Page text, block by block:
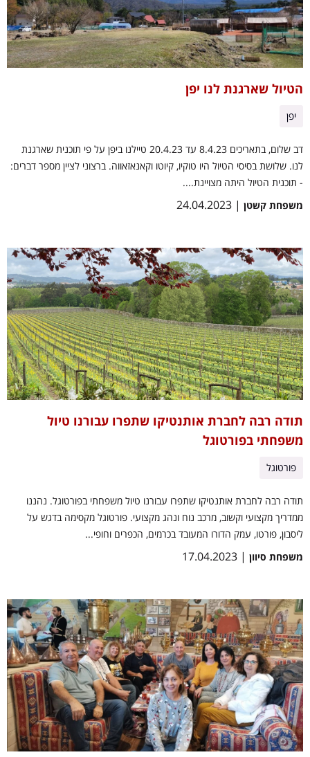
הטיול שארגנת לנו יפן
יפן
דב שלום, בתאריכים 8.4.23 עד 20.4.23 טיילנו ביפן על פי תוכנית שארגנת
לנו. שלושת בסיסי הטיול היו טוקיו, קיוטו וקאנאזאווה. ברצוני לציין מספר דברים:
- תוכנית הטיול היתה מצויינת....
משפחת קשטן | 24.04.2023
תודה רבה לחברת אותנטיקו שתפרו עבורנו טיול
משפחתי בפורטוגל
פורטוגל
תודה רבה לחברת אותנטיקו שתפרו עבורנו טיול משפחתי בפורטוגל. נהננו
ממדריך מקצועי וקשוב, מרכב נוח ונהג מקצועי. פורטוגל מקסימה בדגש על
ליסבון, פורטו, עמק הדורו המעובד בכרמים, הכפרים וחופי...
משפחת סיוון | 17.04.2023